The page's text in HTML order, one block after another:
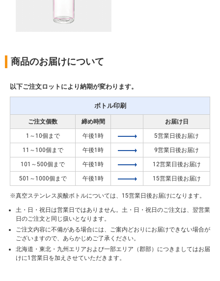
商品のお届けについて
以下ご注文ロットにより納期が変わります。
ボトル印刷
ご注文個数 締め時間 お届け日
1～10個まで 午後1時 5営業日後お届け
11～100個まで 午後1時 9営業日後お届け
101～500個まで 午後1時 12営業日後お届け
501～1000個まで 午後1時 15営業日後お届け
真空ステンレス炭酸ボトルについては、15営業日後お届けになります。
土・日・祝日は営業日ではありません。土・日・祝日のご注文は、翌営業
日のご注文と同じ扱いとなります。
ご注文内容に不備がある場合には、ご案内どおりにお届けできない場合が
ございますので、あらかじめご了承ください。
北海道・東北・九州エリアおよび一部エリア（郡部）につきましてはお届
けに1営業日を加えさせていただきます。